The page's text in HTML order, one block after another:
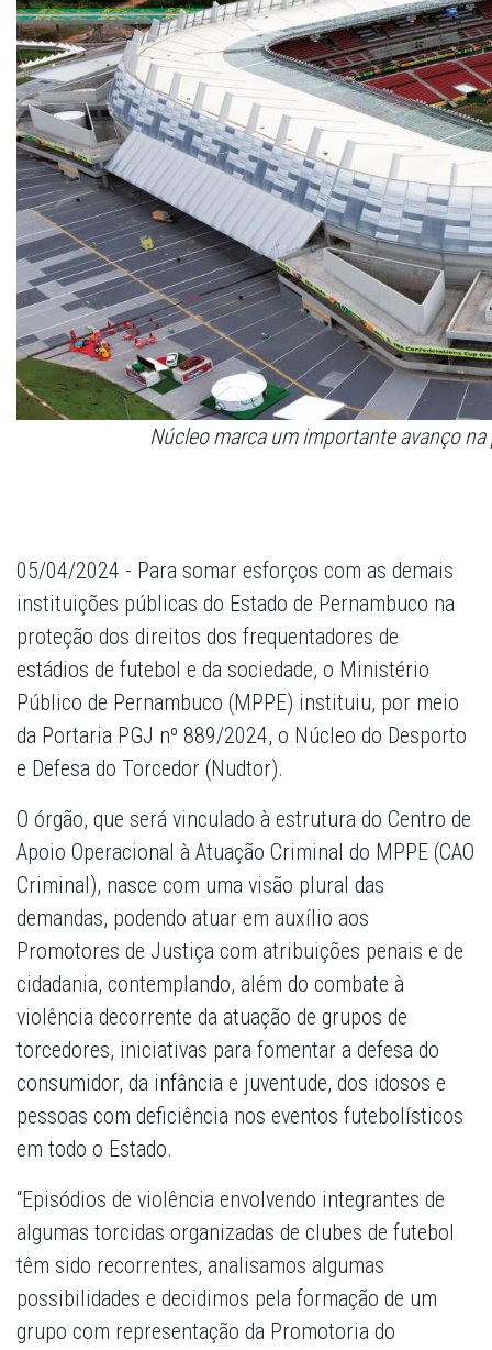
Núcleo marca um importante avanço
05/04/2024 - Para somar esforços com as demais
instituições públicas do Estado de Pernambuco na
proteção dos direitos dos frequentadores de
estádios de futebol e da sociedade, o Ministério
Público de Pernambuco (MPPE) instituiu, por meio
da Portaria PGJ nº 889/2024, o Núcleo do Desporto
e Defesa do Torcedor (Nudtor).
O órgão, que será vinculado à estrutura do Centro de
Apoio Operacional à Atuação Criminal do MPPE (CAO
Criminal), nasce com uma visão plural das
demandas, podendo atuar em auxílio aos
Promotores de Justiça com atribuições penais e de
cidadania, contemplando, além do combate à
violência decorrente da atuação de grupos de
torcedores, iniciativas para fomentar a defesa do
consumidor, da infância e juventude, dos idosos e
pessoas com deficiência nos eventos futebolísticos
em todo o Estado.
“Episódios de violência envolvendo integrantes de
algumas torcidas organizadas de clubes de futebol
têm sido recorrentes, analisamos algumas
possibilidades e decidimos pela formação de um
grupo com representação da Promotoria do